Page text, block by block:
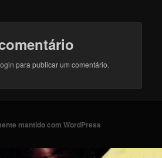
para publicar um comentário.
mantido com WordPress